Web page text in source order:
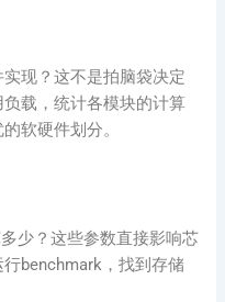
现？这不是拍脑袋决定
载，统计各模块的计算
软硬件划分。
少？这些参数直接影响芯
benchmark，找到存储